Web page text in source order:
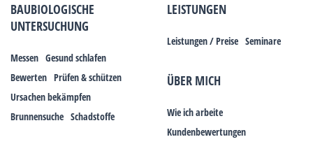
BAUBIOLOGISCHE
UNTERSUCHUNG
Messen Gesund schlafen
Bewerten Prüfen & schützen
Ursachen bekämpfen
Brunnensuche Schadstoffe
LEISTUNGEN
Leistungen / Preise Seminare
ÜBER MICH
Wie ich arbeite
Kundenbewertungen